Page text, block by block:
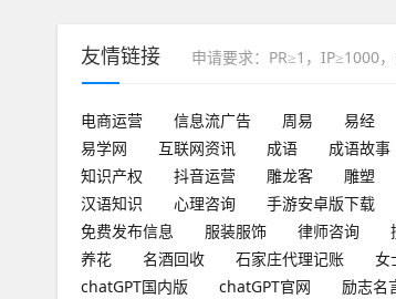
友情链接 申请要求：PR≥1，IP≥1000
电商运营 信息流广告 周易 易经
易学网
互联网资讯 成语 成语故事
知识产权
抖音运营 雕龙客 雕塑
汉语知识
心理咨询 手游安卓版下载
免费发布信息
服装服饰 律师咨询
养花
名酒回收 石家庄代理记账 女
chatGPT国内版
chatGPT官网 励志名